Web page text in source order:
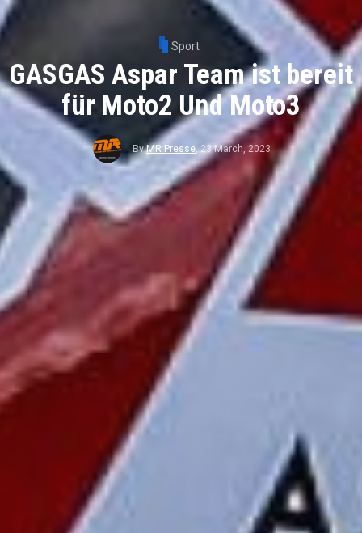
Sport
GASGAS Aspar Team ist bereit
für Moto2 Und Moto3
ByMR Presse,23 March, 2023